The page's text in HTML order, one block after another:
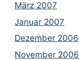
März 2007
Januar 2007
Dezember 2006
November 2006